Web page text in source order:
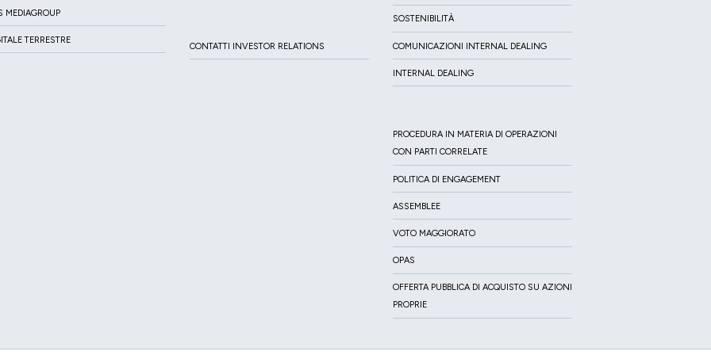
MEDIAGROUP
TERRESTRE
CONTATTI INVESTOR RELATIONS
SOSTENIBILITÀ
COMUNICAZIONI INTERNAL DEALING
INTERNAL DEALING
PROCEDURA IN MATERIA DI OPERAZIONI
CON PARTI CORRELATE
POLITICA DI ENGAGEMENT
ASSEMBLEE
VOTO MAGGIORATO
OPAS
OFFERTA PUBBLICA DI ACQUISTO SU AZIONI
PROPRIE